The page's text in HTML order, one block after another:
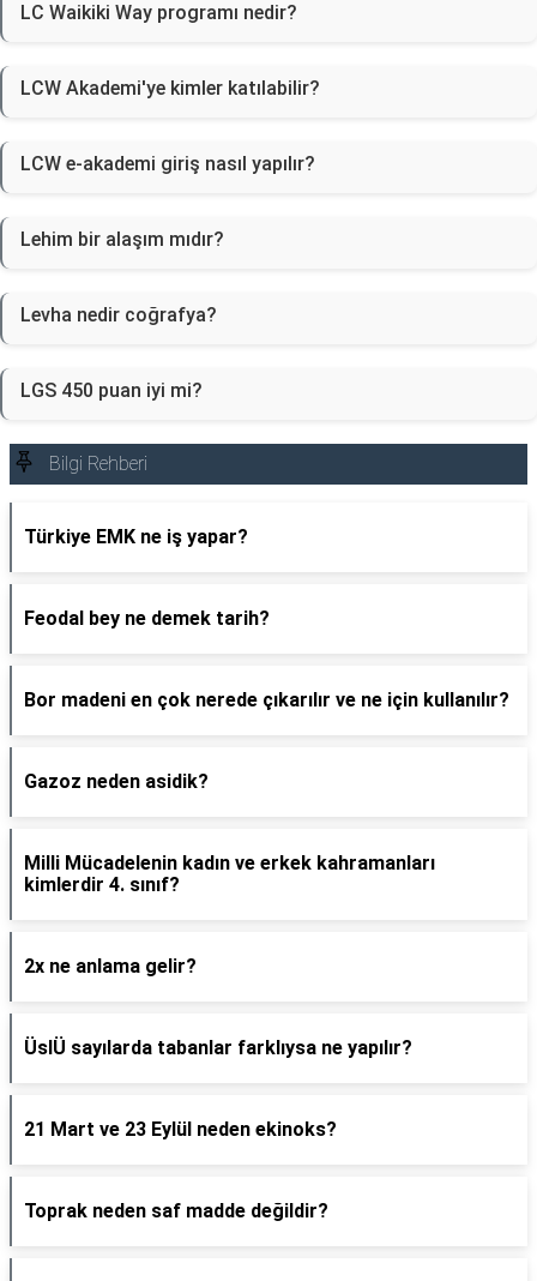
LC Waikiki Way programı nedir?
LCW Akademi'ye kimler katılabilir?
LCW e-akademi giriş nasıl yapılır?
Lehim bir alaşım mıdır?
Levha nedir coğrafya?
LGS 450 puan iyi mi?
Bilgi Rehberi
Türkiye EMK ne iş yapar?
Feodal bey ne demek tarih?
Bor madeni en çok nerede çıkarılır ve ne için kullanılır?
Gazoz neden asidik?
Milli Mücadelenin kadın ve erkek kahramanları
kimlerdir 4. sınıf?
2x ne anlama gelir?
ÜslÜ sayılarda tabanlar farklıysa ne yapılır?
21 Mart ve 23 Eylül neden ekinoks?
Toprak neden saf madde değildir?